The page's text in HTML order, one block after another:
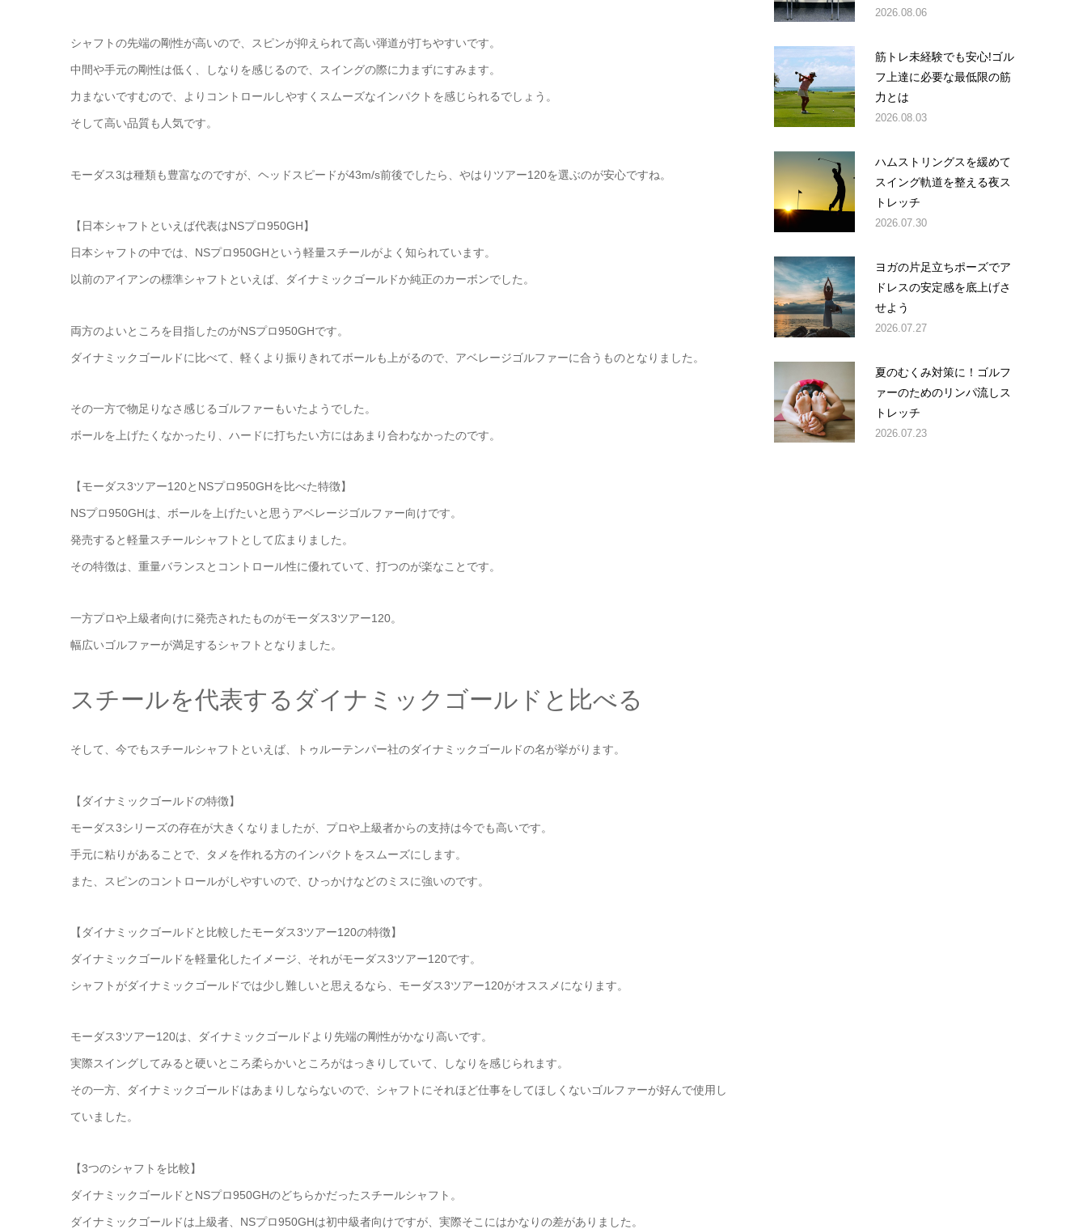
シャフトの先端の剛性が高いので、スピンが抑えられて高い弾道が打ちやすいです。
中間や手元の剛性は低く、しなりを感じるので、スイングの際に力まずにすみます。
力まないですむので、よりコントロールしやすくスムーズなインパクトを感じられるでしょう。
そして高い品質も人気です。
モーダス3は種類も豊富なのですが、ヘッドスピードが43m/s前後でしたら、やはりツアー120を選ぶのが安心ですね。
【日本シャフトといえば代表はNSプロ950GH】
日本シャフトの中では、NSプロ950GHという軽量スチールがよく知られています。
以前のアイアンの標準シャフトといえば、ダイナミックゴールドか純正のカーボンでした。
両方のよいところを目指したのがNSプロ950GHです。
ダイナミックゴールドに比べて、軽くより振りきれてボールも上がるので、アベレージゴルファーに合うものとなりました。
その一方で物足りなさ感じるゴルファーもいたようでした。
ボールを上げたくなかったり、ハードに打ちたい方にはあまり合わなかったのです。
【モーダス3ツアー120とNSプロ950GHを比べた特徴】
NSプロ950GHは、ボールを上げたいと思うアベレージゴルファー向けです。
発売すると軽量スチールシャフトとして広まりました。
その特徴は、重量バランスとコントロール性に優れていて、打つのが楽なことです。
一方プロや上級者向けに発売されたものがモーダス3ツアー120。
幅広いゴルファーが満足するシャフトとなりました。
スチールを代表するダイナミックゴールドと比べる
そして、今でもスチールシャフトといえば、トゥルーテンパー社のダイナミックゴールドの名が挙がります。
【ダイナミックゴールドの特徴】
モーダス3シリーズの存在が大きくなりましたが、プロや上級者からの支持は今でも高いです。
手元に粘りがあることで、タメを作れる方のインパクトをスムーズにします。
また、スピンのコントロールがしやすいので、ひっかけなどのミスに強いのです。
【ダイナミックゴールドと比較したモーダス3ツアー120の特徴】
ダイナミックゴールドを軽量化したイメージ、それがモーダス3ツアー120です。
シャフトがダイナミックゴールドでは少し難しいと思えるなら、モーダス3ツアー120がオススメになります。
モーダス3ツアー120は、ダイナミックゴールドより先端の剛性がかなり高いです。
実際スイングしてみると硬いところ柔らかいところがはっきりしていて、しなりを感じられます。
その一方、ダイナミックゴールドはあまりしならないので、シャフトにそれほど仕事をしてほしくないゴルファーが好んで使用し
ていました。
【3つのシャフトを比較】
ダイナミックゴールドとNSプロ950GHのどちらかだったスチールシャフト。
ダイナミックゴールドは上級者、NSプロ950GHは初中級者向けですが、実際そこにはかなりの差がありました。
2026.08.06
筋トレ未経験でも安心!ゴル
フ上達に必要な最低限の筋
力とは
2026.08.03
ハムストリングスを緩めて
スイング軌道を整える夜ス
トレッチ
2026.07.30
ヨガの片足立ちポーズでア
ドレスの安定感を底上げさ
せよう
2026.07.27
夏のむくみ対策に！ゴルフ
ァーのためのリンパ流しス
トレッチ
2026.07.23